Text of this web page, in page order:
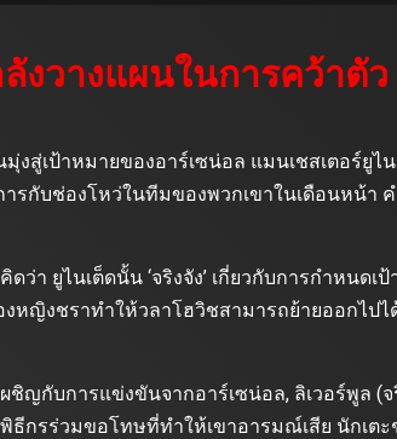
งวางแผนในการคว้า
สู่เป้าหมายของอาร์เซน่อล แมนเชสเตอร์ยู
รกับช่องโหว่ในทีมของพวกเขาในเดือนหน้
ว่า ยูไนเต็ดนั้น ‘จริงจัง’ เกี่ยวกับการกำหน
ญิงชราทำให้วลาโฮวิชสามารถย้ายออกไปไ
บการแข่งขันจากอาร์เซน่อล, ลิเวอร์พูล (จ
ธีกรร่วมขอโทษที่ทำให้เขาอารมณ์เสีย นัก